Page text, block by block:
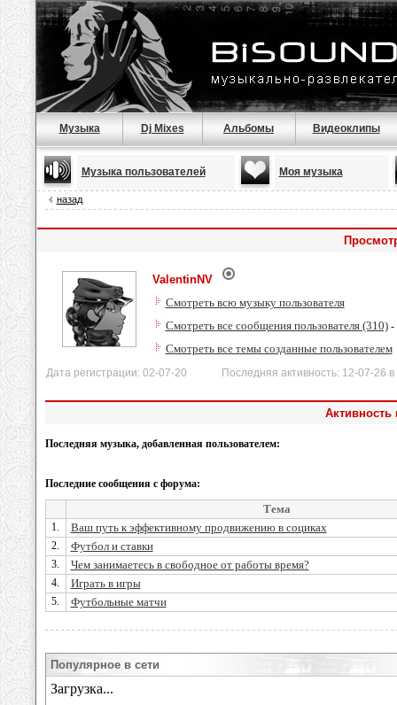
Музыка Dj Mixes Альбомы Видеоклипы
Музыка пользователей Моя музыка
назад
ValentinNV
Смотреть всю музыку пользователя
Смотреть все сообщения пользователя (310)-
Смотреть все темы созданные пользователем
Дата регистрации: 02-07-20 Последняя активность: 12-07-26 в
Активность
Последняя музыка, добавленная пользователем:
Последние сообщения с форума:
Тема
1. Ваш путь к эффективному продвижению в социках
2. Футбол и ставки
3. Чем занимаетесь в свободное от работы время?
4. Играть в игры
5. Футбольные матчи
Популярное в сети